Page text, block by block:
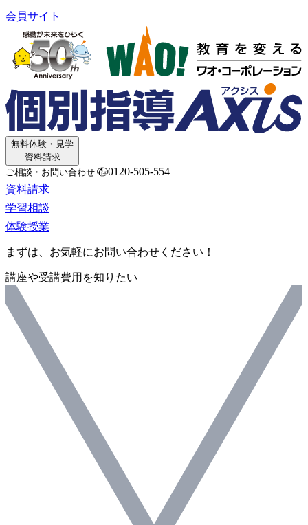
会員サイト
無料体験・見学
資料請求
ご相談・お問い合わせ
0120-505-554
資料請求
学習相談
体験授業
まずは、お気軽にお問い合わせください！
講座や受講費用を知りたい